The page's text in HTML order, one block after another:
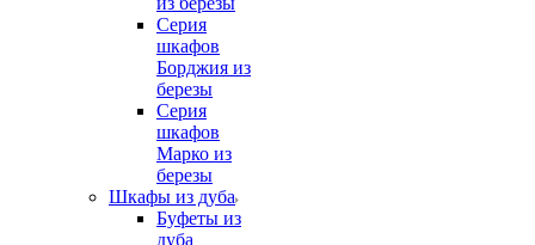
Серия
шкафов
Борджия из
березы
Серия
шкафов
Марко из
березы
Шкафы из дуба
Буфеты из
дуба